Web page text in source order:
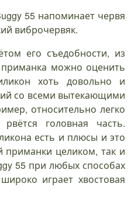
55 напоминает червя
виброчервяк.
его съедобности, из
приманка можно оценить
хоть довольно и
со всеми вытекающими
относительно легко
головная часть.
есть и плюсы и это
приманки целиком, так и
55 при любых способах
играет хвостовая